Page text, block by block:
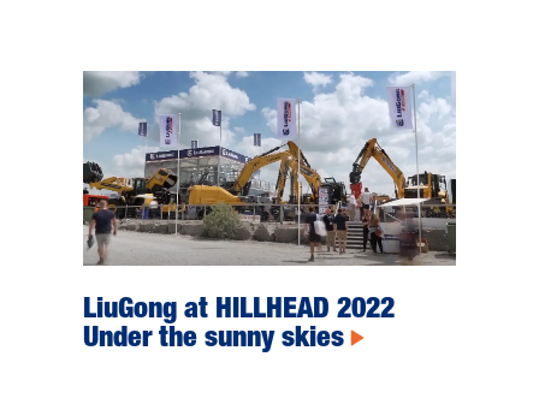
LiuGong at HILLHEAD 2022
Under the sunny skies